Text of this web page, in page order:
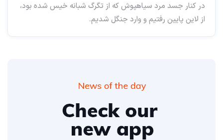
در کنار جسد مرد سیاهپوش که از تگرگ شبانه خیس شده بود،
از لاین پایین رفتیم و وارد جنگل شدیم.